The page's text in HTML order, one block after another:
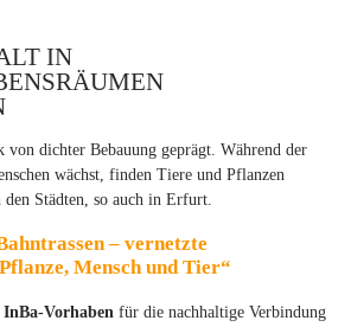
IN
von dichter Bebauung geprägt. Während der
wächst, finden Tiere und Pflanzen
Städten, so auch in Erfurt.
– vernetzte
Mensch und Tier“
InBa-Vorhaben für die nachhaltige Verbindung